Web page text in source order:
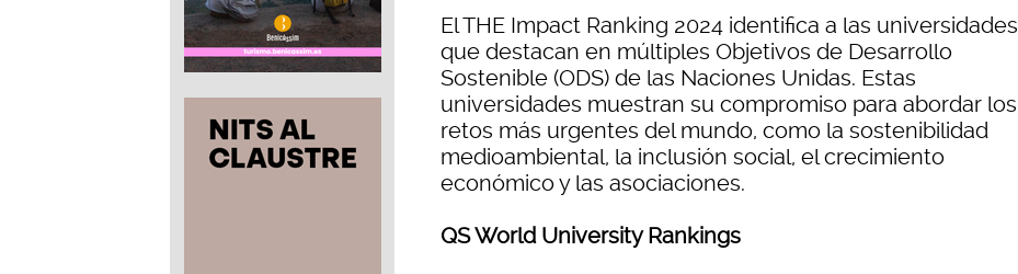
El THE Impact Ranking 2024 identifica a las universidades
que destacan en múltiples Objetivos de Desarrollo
Sostenible (ODS) de las Naciones Unidas. Estas
universidades muestran su compromiso para abordar los
retos más urgentes del mundo, como la sostenibilidad
medioambiental, la inclusión social, el crecimiento
económico y las asociaciones.
QS World University Rankings